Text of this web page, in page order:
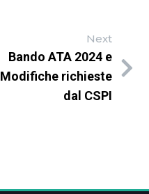
Next
Bando ATA 2024 e
Modifiche richieste
dal CSPI